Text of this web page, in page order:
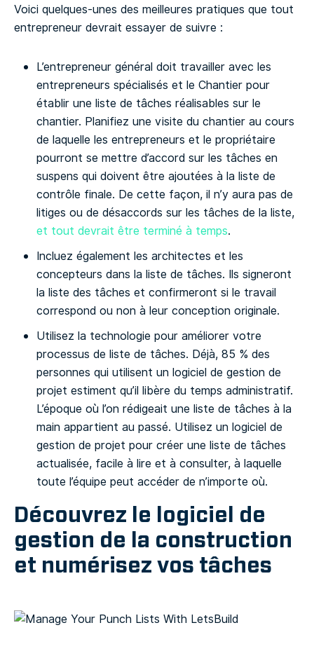
Voici quelques-unes des meilleures pratiques que tout
entrepreneur devrait essayer de suivre :
L’entrepreneur général doit travailler avec les
entrepreneurs spécialisés et le Chantier pour
établir une liste de tâches réalisables sur le
chantier. Planifiez une visite du chantier au cours
de laquelle les entrepreneurs et le propriétaire
pourront se mettre d’accord sur les tâches en
suspens qui doivent être ajoutées à la liste de
contrôle finale. De cette façon, il n’y aura pas de
litiges ou de désaccords sur les tâches de la liste,
et tout devrait être terminé à temps.
Incluez également les architectes et les
concepteurs dans la liste de tâches. Ils signeront
la liste des tâches et confirmeront si le travail
correspond ou non à leur conception originale.
Utilisez la technologie pour améliorer votre
processus de liste de tâches. Déjà, 85 % des
personnes qui utilisent un logiciel de gestion de
projet estiment qu’il libère du temps administratif.
L’époque où l’on rédigeait une liste de tâches à la
main appartient au passé. Utilisez un logiciel de
gestion de projet pour créer une liste de tâches
actualisée, facile à lire et à consulter, à laquelle
toute l’équipe peut accéder de n’importe où.
Découvrez le logiciel de
gestion de la construction
et numérisez vos tâches